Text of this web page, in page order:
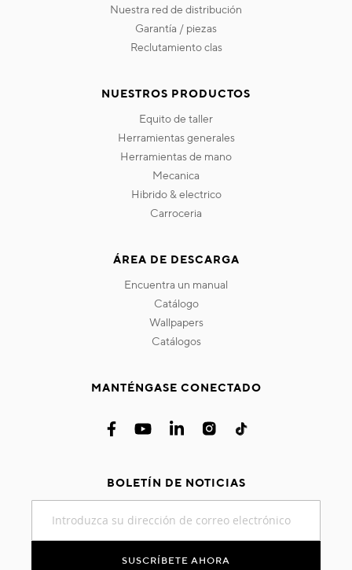
nuestra red de distribución
garantía / piezas
reclutamiento clas
NUESTROS PRODUCTOS
equito de taller
herramientas generales
herramientas de mano
mecanica
hibrido & electrico
carroceria
ÁREA DE DESCARGA
encuentra un manual
catálogo
wallpapers
catálogos
MANTÉNGASE CONECTADO
BOLETÍN DE NOTICIAS
nuestro
SUSCRÍBETE AHORA